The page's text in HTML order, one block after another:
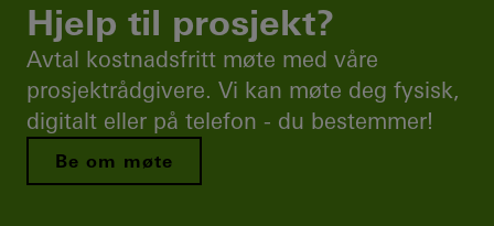
Hjelp til prosjekt?
Avtal kostnadsfritt møte med våre
prosjektrådgivere. Vi kan møte deg fysisk,
digitalt eller på telefon - du bestemmer!
Be om møte